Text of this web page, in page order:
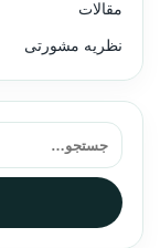
مقالات
نظریه مشورتی
جستجو برای: